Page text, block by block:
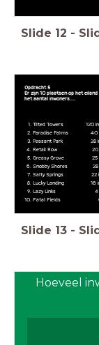
Slide 12 -
Opdracht 5
Er zijn 10 plaatsen op het
het aantal inwoners....
Tilted Towers 120
Paradise Palms 40
Peasant Park 28
Retail Row 20
Greasy Grove 25
Snobby Shores 28
Salty Springs 22
Lucky Landing 16
Lazy Links 4
Fatal Fields 6
Slide 13 -
Hoeveel